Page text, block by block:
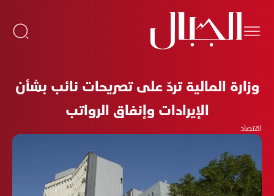
وزارة المالية تردّ على تصريحات نائب بشأن
الإيرادات وإنفاق الرواتب
اقتصاد